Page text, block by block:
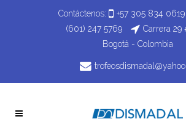
Contáctenos: +57 305 834 0619
(601) 247 5769
Carrera 29
Bogotá - Colombia